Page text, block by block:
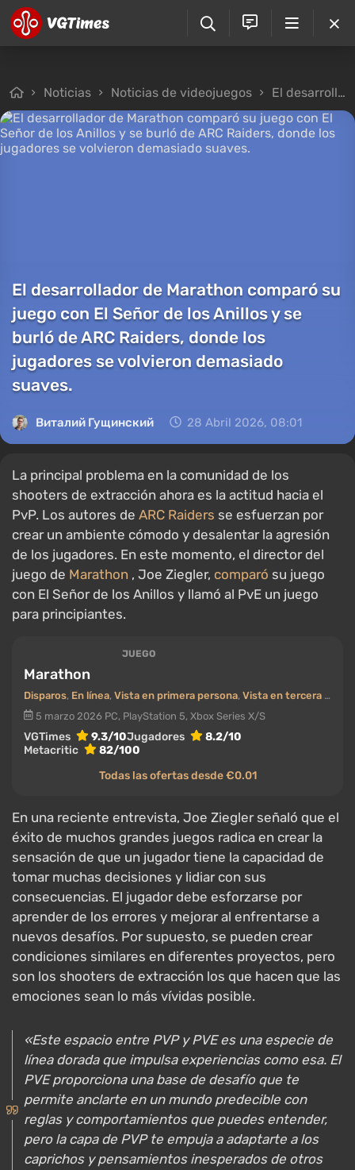
Noticias Noticias de videojuegos El desarrollador de Marathon comparó su juego con El Señor de los Anillos y se burló de ARC Raiders, donde los jugadores se volvieron demasiado suaves.
El desarrollador de Marathon comparó su
juego con El Señor de los Anillos y se
burló de ARC Raiders, donde los
jugadores se volvieron demasiado
suaves.
Виталий Гущинский 28 Abril 2026, 08:01
La principal problema en la comunidad de los
shooters de extracción ahora es la actitud hacia el
PvP. Los autores de ARC Raiders se esfuerzan por
crear un ambiente cómodo y desalentar la agresión
de los jugadores. En este momento, el director del
juego de Marathon , Joe Ziegler, comparó su juego
con El Señor de los Anillos y llamó al PvE un juego
para principiantes.
JUEGO
Marathon
Disparos, En línea, Vista en primera persona, Vista en tercera persona
5 marzo 2026 PC, PlayStation 5, Xbox Series X/S
VGTimes 9.3/10Jugadores
8.2/10
Metacritic
82/100
Todas las ofertas desde €0.01
En una reciente entrevista, Joe Ziegler señaló que el
éxito de muchos grandes juegos radica en crear la
sensación de que un jugador tiene la capacidad de
tomar muchas decisiones y lidiar con sus
consecuencias. El jugador debe esforzarse por
aprender de los errores y mejorar al enfrentarse a
nuevos desafíos. Por supuesto, se pueden crear
condiciones similares en diferentes proyectos, pero
son los shooters de extracción los que hacen que las
emociones sean lo más vívidas posible.
«Este espacio entre PVP y PVE es una especie de
línea dorada que impulsa experiencias como esa. El
PVE proporciona una base de desafío que te
permite anclarte en un mundo predecible con
reglas y comportamientos que puedes entender,
pero la capa de PVP te empuja a adaptarte a los
caprichos y pensamientos inesperados de otros